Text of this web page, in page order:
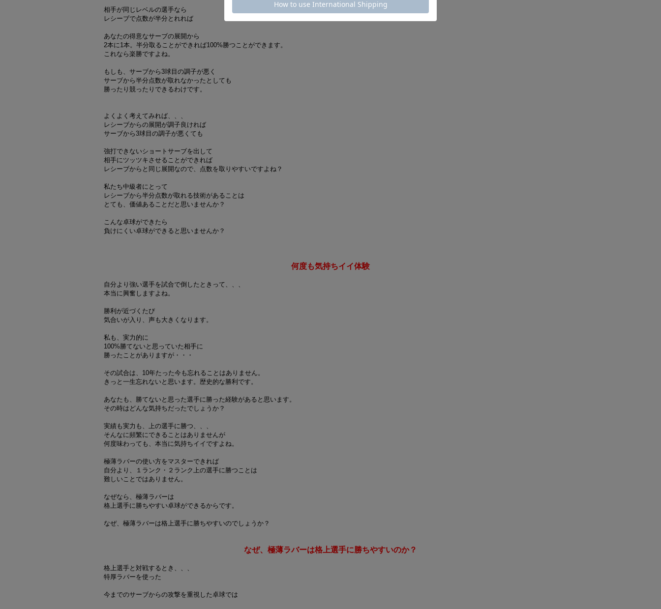
相手が同じレベルの選手なら
レシーブで点数が半分とれれば
あなたの得意なサーブの展開から
2本に1本。半分取ることができれば100%勝つことができます。
これなら楽勝ですよね。
もしも、サーブから3球目の調子が悪く
サーブから半分点数が取れなかったとしても
勝ったり競ったりできるわけです。
よくよく考えてみれば、、、
レシーブからの展開が調子良ければ
サーブから3球目の調子が悪くても
強打できないショートサーブを出して
相手にツッツキさせることができれば
レシーブからと同じ展開なので、点数を取りやすいですよね？
私たち中級者にとって
レシーブから半分点数が取れる技術があることは
とても、価値あることだと思いませんか？
こんな卓球ができたら
負けにくい卓球ができると思いませんか？
何度も気持ちイイ体験
自分より強い選手を試合で倒したときって、、、
本当に興奮しますよね。
勝利が近づくたび
気合いが入り、声も大きくなります。
私も、実力的に
100%勝てないと思っていた相手に
勝ったことがありますが・・・
その試合は、10年たった今も忘れることはありません。
きっと一生忘れないと思います。歴史的な勝利です。
あなたも、勝てないと思った選手に勝った経験があると思います。
その時はどんな気持ちだったでしょうか？
実績も実力も、上の選手に勝つ、、、
そんなに頻繁にできることはありませんが
何度味わっても、本当に気持ちイイですよね。
極薄ラバーの使い方をマスターできれば
自分より、１ランク・２ランク上の選手に勝つことは
難しいことではありません。
なぜなら、極薄ラバーは
格上選手に勝ちやすい卓球ができるからです。
なぜ、極薄ラバーは格上選手に勝ちやすいのでしょうか？
なぜ、極薄ラバーは格上選手に勝ちやすいのか？
格上選手と対戦するとき、、、
特厚ラバーを使った
今までのサーブからの攻撃を重視した卓球では